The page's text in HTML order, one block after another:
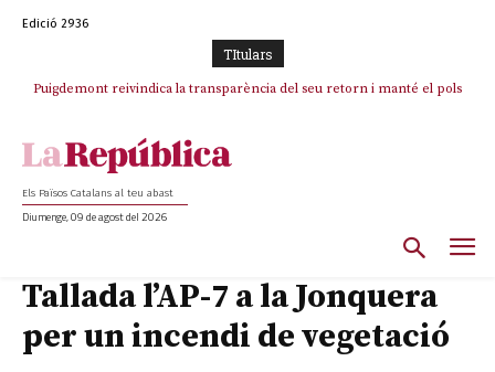
Edició 2936
TItulars
Puigdemont reivindica la transparència del seu retorn i manté el pols
Portugal acusa Espanya de provocar un “efecte crida” massiu per la seva
Els Països Catalans al teu abast
Diumenge, 09 de agost del 2026
Tallada l’AP-7 a la Jonquera
per un incendi de vegetació